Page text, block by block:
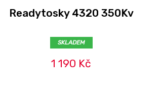
Readytosky 4320 350Kv
SKLADEM
1 190 Kč